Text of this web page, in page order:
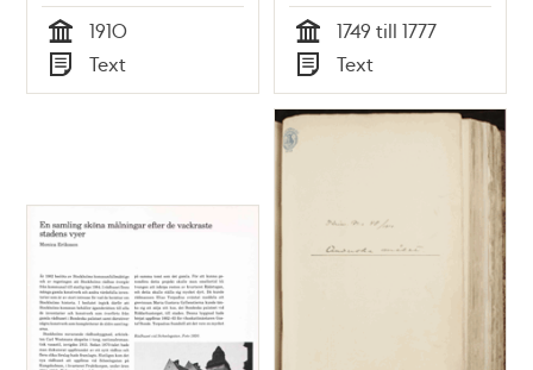
Tid
1910
Typ
Text Tid
1749 till 1777
Typ
Text